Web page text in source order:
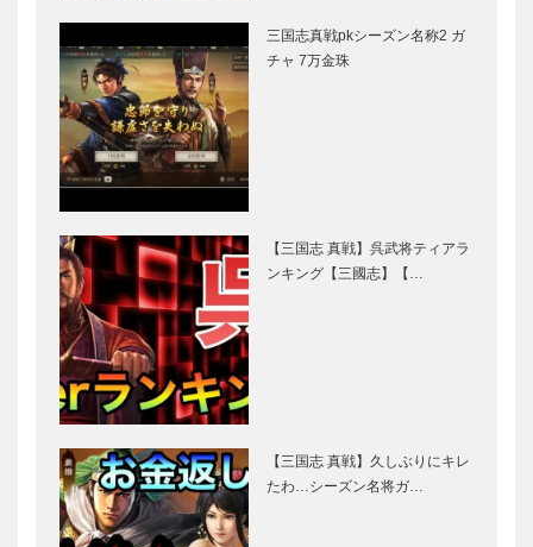
三国志真戦pkシーズン名称2 ガ
チャ 7万金珠
【三国志 真戦】呉武将ティアラ
ンキング【三國志】【…
【三国志 真戦】久しぶりにキレ
たわ…シーズン名将ガ…